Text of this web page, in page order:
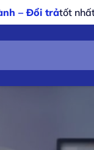
trảtốt nhất